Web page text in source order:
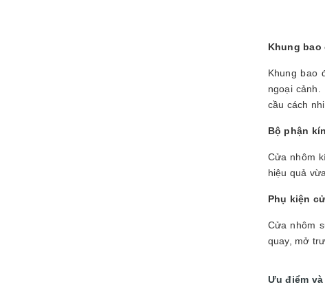
Khung bao
Khung bao
ngoại
cầu cách
Bộ phận
Cửa nhôm
hiệu quả
Phụ kiện
Cửa nhôm
quay, mở
Ưu điểm